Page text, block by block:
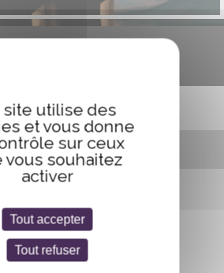
DU
Entrée libre
site utilise des
et vous donne
sur ceux
vous souhaitez
activer
Tout accepter
Tout refuser